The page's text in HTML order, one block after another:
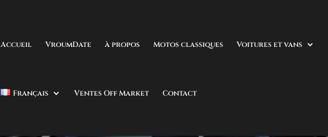
Accueil VroumDate à propos Motos classiques Voitures et vans
Français Ventes Off Market Contact